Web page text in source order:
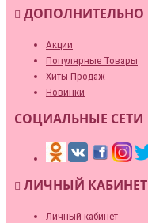
ДОПОЛНИТЕЛЬНО
Акции
Популярные Товары
Хиты Продаж
Новинки
СОЦИАЛЬНЫЕ СЕТИ
ЛИЧНЫЙ КАБИНЕТ
Личный кабинет